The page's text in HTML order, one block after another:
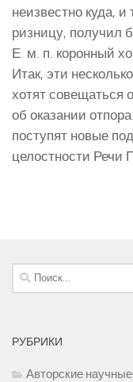
неизвестно куда,
ризницу, получил
Е. м. п. коронный
Итак, эти
хотят совещаться
об оказании
поступят новые
целостности Речи
Найти:
РУБРИКИ
Авторские